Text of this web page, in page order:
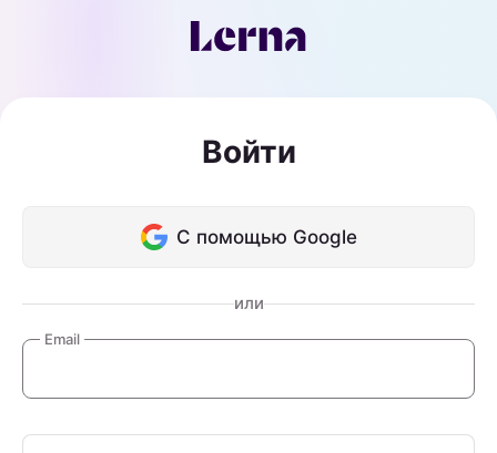
Войти
С помощью Google
или
Email